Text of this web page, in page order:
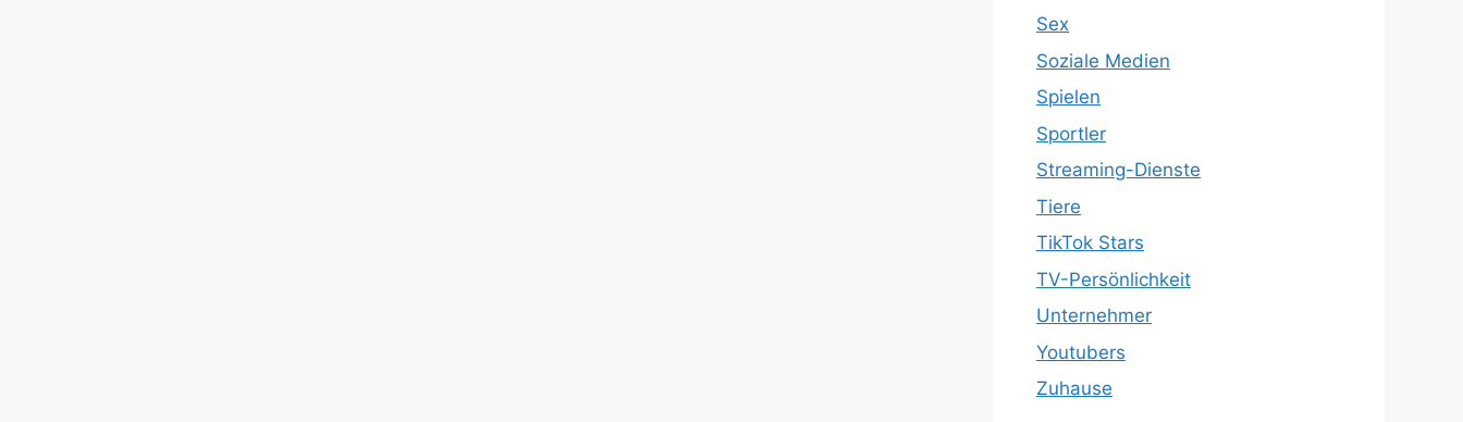
Sex
Soziale Medien
Spielen
Sportler
Streaming-Dienste
Tiere
TikTok Stars
TV-Persönlichkeit
Unternehmer
Youtubers
Zuhause